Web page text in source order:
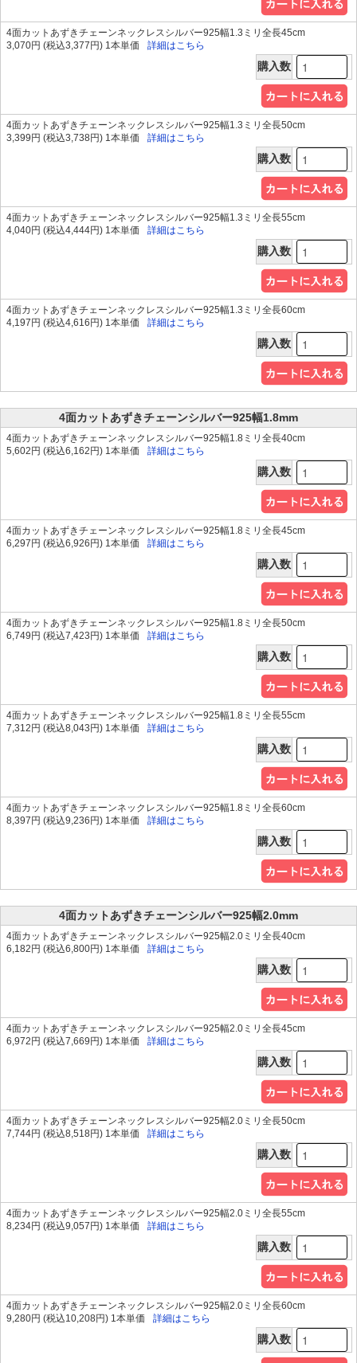
4面カットあずきチェーンネックレスシルバー925幅1.3ミリ全長45cm
3,070円 (税込3,377円) 1本単価
詳細はこちら
購入数
4面カットあずきチェーンネックレスシルバー925幅1.3ミリ全長50cm
3,399円 (税込3,738円) 1本単価
詳細はこちら
購入数
4面カットあずきチェーンネックレスシルバー925幅1.3ミリ全長55cm
4,040円 (税込4,444円) 1本単価
詳細はこちら
購入数
4面カットあずきチェーンネックレスシルバー925幅1.3ミリ全長60cm
4,197円 (税込4,616円) 1本単価
詳細はこちら
購入数
4面カットあずきチェーンシルバー925幅1.8mm
4面カットあずきチェーンネックレスシルバー925幅1.8ミリ全長40cm
5,602円 (税込6,162円) 1本単価
詳細はこちら
購入数
4面カットあずきチェーンネックレスシルバー925幅1.8ミリ全長45cm
6,297円 (税込6,926円) 1本単価
詳細はこちら
購入数
4面カットあずきチェーンネックレスシルバー925幅1.8ミリ全長50cm
6,749円 (税込7,423円) 1本単価
詳細はこちら
購入数
4面カットあずきチェーンネックレスシルバー925幅1.8ミリ全長55cm
7,312円 (税込8,043円) 1本単価
詳細はこちら
購入数
4面カットあずきチェーンネックレスシルバー925幅1.8ミリ全長60cm
8,397円 (税込9,236円) 1本単価
詳細はこちら
購入数
4面カットあずきチェーンシルバー925幅2.0mm
4面カットあずきチェーンネックレスシルバー925幅2.0ミリ全長40cm
6,182円 (税込6,800円) 1本単価
詳細はこちら
購入数
4面カットあずきチェーンネックレスシルバー925幅2.0ミリ全長45cm
6,972円 (税込7,669円) 1本単価
詳細はこちら
購入数
4面カットあずきチェーンネックレスシルバー925幅2.0ミリ全長50cm
7,744円 (税込8,518円) 1本単価
詳細はこちら
購入数
4面カットあずきチェーンネックレスシルバー925幅2.0ミリ全長55cm
8,234円 (税込9,057円) 1本単価
詳細はこちら
購入数
4面カットあずきチェーンネックレスシルバー925幅2.0ミリ全長60cm
9,280円 (税込10,208円) 1本単価
詳細はこちら
購入数